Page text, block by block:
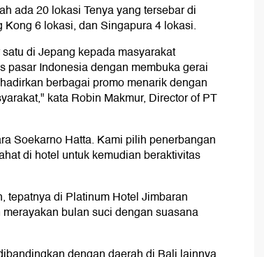
ada 20 lokasi Tenya yang tersebar di
6 lokasi, dan Singapura 4 lokasi.
di Jepang kepada masyarakat
pasar Indonesia dengan membuka gerai
berbagai promo menarik dengan
kata Robin Makmur, Director of PT
Soekarno Hatta. Kami pilih penerbangan
di hotel untuk kemudian beraktivitas
tepatnya di Platinum Hotel Jimbaran
bulan suci dengan suasana